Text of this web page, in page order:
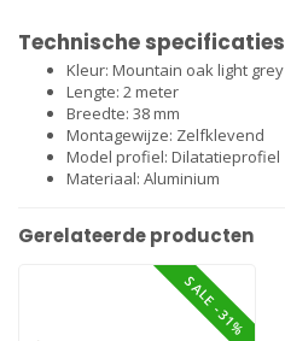
Technische specificaties
Kleur: Mountain oak light grey
Lengte: 2 meter
Breedte: 38 mm
Montagewijze: Zelfklevend
Model profiel: Dilatatieprofiel
Materiaal: Aluminium
Gerelateerde producten
SALE -31%